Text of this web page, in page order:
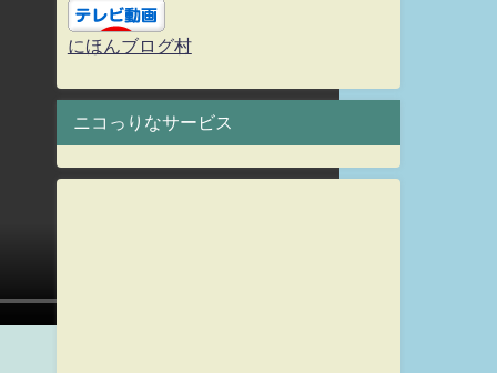
にほんブログ村
ニコっりなサービス